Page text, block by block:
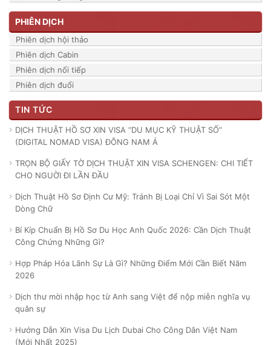
PHIÊN DỊCH
Phiên dịch hội thảo
Phiên dịch Cabin
Phiên dịch nối tiếp
Phiên dịch đuổi
TIN TỨC
DỊCH THUẬT HỒ SƠ XIN VISA “DU MỤC KỸ THUẬT SỐ”
(DIGITAL NOMAD VISA) ĐÔNG NAM Á
TRỌN BỘ GIẤY TỜ DỊCH THUẬT XIN VISA SCHENGEN: CHI TIẾT
CHO NGUỜI ĐI LẦN ĐẦU
Dịch Thuật Hồ Sơ Định Cư Mỹ: Tránh Bị Loại Chỉ Vì Sai Sót Một
Dòng Chữ
Bí Kíp Chuẩn Bị Hồ Sơ Du Học Anh Quốc 2026: Cần Dịch Thuật
Công Chứng Những Gì?
Hợp Pháp Hóa Lãnh Sự Là Gì? Những Điểm Mới Cần Biết Năm
2026
Dịch thư mời nhập học từ Anh sang Việt để nộp miễn nghĩa vụ
quân sự
Hướng Dẫn Xin Visa Du Lịch Dubai Cho Công Dân Việt Nam
(Mới Nhất 2025)